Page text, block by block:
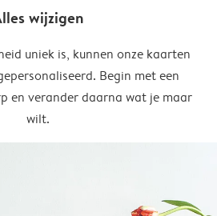
wijzigen
uniek is, kunnen onze kaarten
Begin met een
en verander daarna wat je maar
wilt.